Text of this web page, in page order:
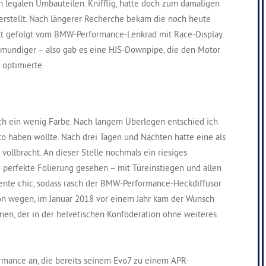
legalen Umbauteilen. Knifflig, hatte doch zum damaligen
Nach längerer Recherche bekam die noch heute
vom BMW-Performance-Lenkrad mit Race-Display.
– also gab es eine HJS-Downpipe, die den Motor
optimierte.
ein wenig Farbe. Nach langem Überlegen entschied ich
haben wollte. Nach drei Tagen und Nächten hatte eine als
An dieser Stelle nochmals ein riesiges
Folierung gesehen – mit Türeinstiegen und allen
chic, sodass rasch der BMW-Performance-Heckdiffusor
im Januar 2018 vor einem Jahr kam der Wunsch
der in der helvetischen Konföderation ohne weiteres
an, die bereits seinem Evo7 zu einem APR-